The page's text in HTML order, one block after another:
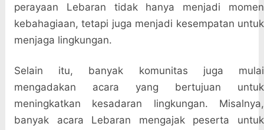
perayaan Lebaran tidak hanya menjadi momen
kebahagiaan, tetapi juga menjadi kesempatan untuk
menjaga lingkungan.
Selain itu, banyak komunitas juga mulai
mengadakan acara yang bertujuan untuk
meningkatkan kesadaran lingkungan. Misalnya,
banyak acara Lebaran mengajak peserta untuk